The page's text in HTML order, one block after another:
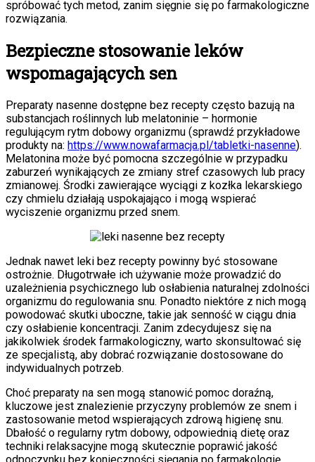
spróbować tych metod, zanim sięgnie się po farmakologiczne
rozwiązania.
Bezpieczne stosowanie leków
wspomagających sen
Preparaty nasenne dostępne bez recepty często bazują na
substancjach roślinnych lub melatoninie – hormonie
regulującym rytm dobowy organizmu (sprawdź przykładowe
produkty na: https://www.nowafarmacja.pl/tabletki-nasenne).
Melatonina może być pomocna szczególnie w przypadku
zaburzeń wynikających ze zmiany stref czasowych lub pracy
zmianowej. Środki zawierające wyciągi z kozłka lekarskiego
czy chmielu działają uspokajająco i mogą wspierać
wyciszenie organizmu przed snem.
Jednak nawet leki bez recepty powinny być stosowane
ostrożnie. Długotrwałe ich używanie może prowadzić do
uzależnienia psychicznego lub osłabienia naturalnej zdolności
organizmu do regulowania snu. Ponadto niektóre z nich mogą
powodować skutki uboczne, takie jak senność w ciągu dnia
czy osłabienie koncentracji. Zanim zdecydujesz się na
jakikolwiek środek farmakologiczny, warto skonsultować się
ze specjalistą, aby dobrać rozwiązanie dostosowane do
indywidualnych potrzeb.
Choć preparaty na sen mogą stanowić pomoc doraźną,
kluczowe jest znalezienie przyczyny problemów ze snem i
zastosowanie metod wspierających zdrową higienę snu.
Dbałość o regularny rytm dobowy, odpowiednią dietę oraz
techniki relaksacyjne mogą skutecznie poprawić jakość